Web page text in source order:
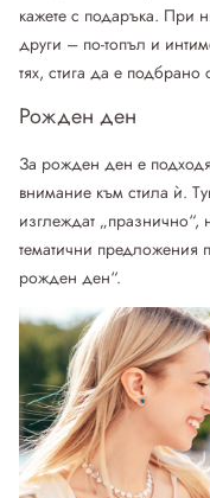
кажете с подаръка. При
други – по-топъл и
тях, стига да е
Рожден ден
За рожден ден е
внимание към стила ѝ.
изглеждат „празнично“,
тематични предложения
рожден ден“.